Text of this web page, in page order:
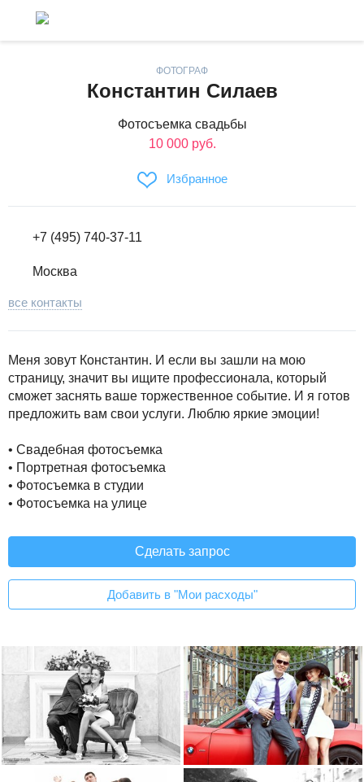
ФОТОГРАФ
Константин Силаев
Фотосъемка свадьбы
10 000 руб.
Избранное
+7 (495) 740-37-11
Москва
все контакты
Меня зовут Константин. И если вы зашли на мою
страницу, значит вы ищите профессионала, который
сможет заснять ваше торжественное событие. И я готов
предложить вам свои услуги. Люблю яркие эмоции!
• Свадебная фотосъемка
• Портретная фотосъемка
• Фотосъемка в студии
• Фотосъемка на улице
Сделать запрос
Добавить в "Мои расходы"